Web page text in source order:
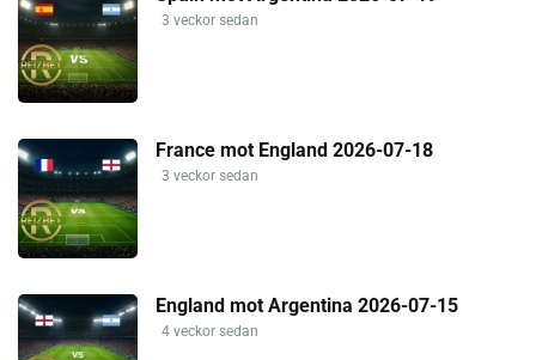
3 veckor sedan
France mot England 2026-07-18
3 veckor sedan
England mot Argentina 2026-07-15
4 veckor sedan